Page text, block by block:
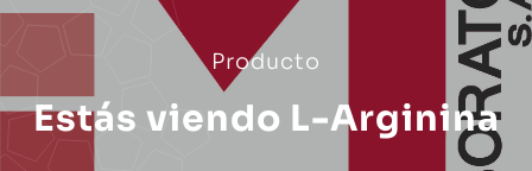
Producto
Estás viendo L-Arginina